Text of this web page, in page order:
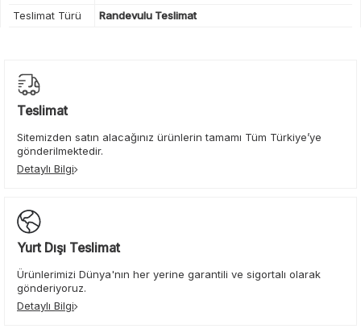
Teslimat Türü
Randevulu Teslimat
Teslimat
Sitemizden satın alacağınız ürünlerin tamamı Tüm Türkiye’ye
gönderilmektedir.
Detaylı Bilgi
Yurt Dışı Teslimat
Ürünlerimizi Dünya'nın her yerine garantili ve sigortalı olarak
gönderiyoruz.
Detaylı Bilgi